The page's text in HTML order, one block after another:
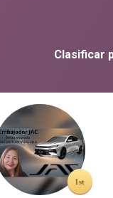
Clasificar